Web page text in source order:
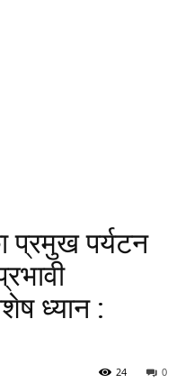
प्रमुख पर्यटन
ध्यान :
0
24